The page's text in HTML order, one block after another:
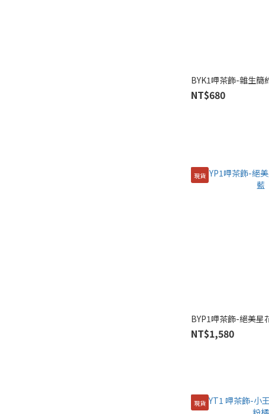
NT$680
現貨
BYP1呷茶飾-絕美星
NT$1,580
現貨